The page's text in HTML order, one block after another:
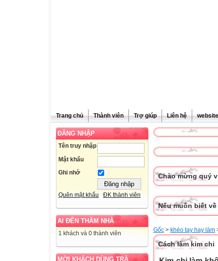
Trang chủ Thành viên Trợ giúp Liên hệ
ĐĂNG NHẬP
Tên truy nhập
Mật khẩu
Ghi nhớ
Quên mật khẩu ĐK thành viên
AI ĐẾN THĂM NHÀ
1 khách và 0 thành viên
MỜI KHÁCH DÙNG TRÀ
Chào mừng quý
Nếu muốn biết
Gốc > khéo tay hay làm
Cách làm kim chi